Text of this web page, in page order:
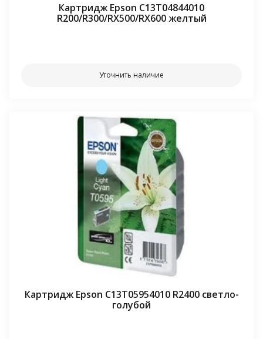
Картридж Epson C13T04844010
R200/R300/RX500/RX600 желтый
Уточнить наличие
Картридж Epson C13T05954010 R2400 светло-
голубой